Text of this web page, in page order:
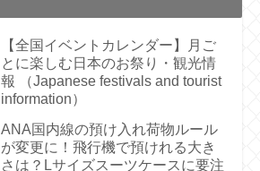
【全国イベントカレンダー】月ご
とに楽しむ日本のお祭り・観光情
報 （Japanese festivals and tourist
information）
ANA国内線の預け入れ荷物ルール
が変更に！飛行機で預けれる大き
さは？Lサイズスーツケースに要注